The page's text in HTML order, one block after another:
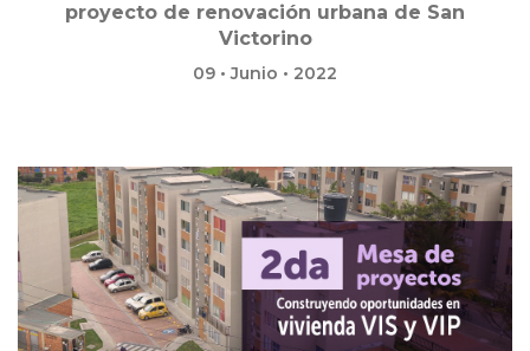
proyecto de renovación urbana de San
Victorino
09 • Junio • 2022